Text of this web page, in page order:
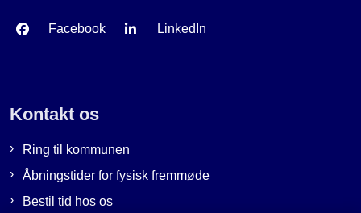
Facebook LinkedIn
Kontakt os
Ring til kommunen
Åbningstider for fysisk fremmøde
Bestil tid hos os